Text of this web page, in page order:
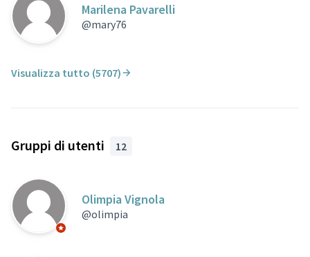
Marilena Pavarelli
@mary76
Visualizza tutto (5707)
Gruppi di utenti 12
Partecipante ufficiale
Olimpia Vignola
@olimpia